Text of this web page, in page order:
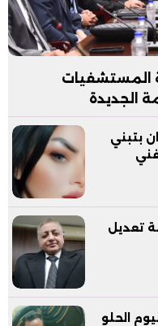
المستشفيات
الجديدة
بتبني
تعديل
الحلو